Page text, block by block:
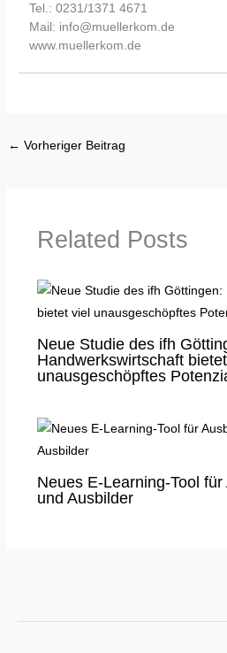
Tel.: 0231/1371 4671
Mail: info@muellerkom.de
www.muellerkom.de
← Vorheriger Beitrag
Related Posts
Neue Studie des ifh
Handwerkswirtschaft
unausgeschöpftes
Neues E-Learning-Tool
und Ausbilder